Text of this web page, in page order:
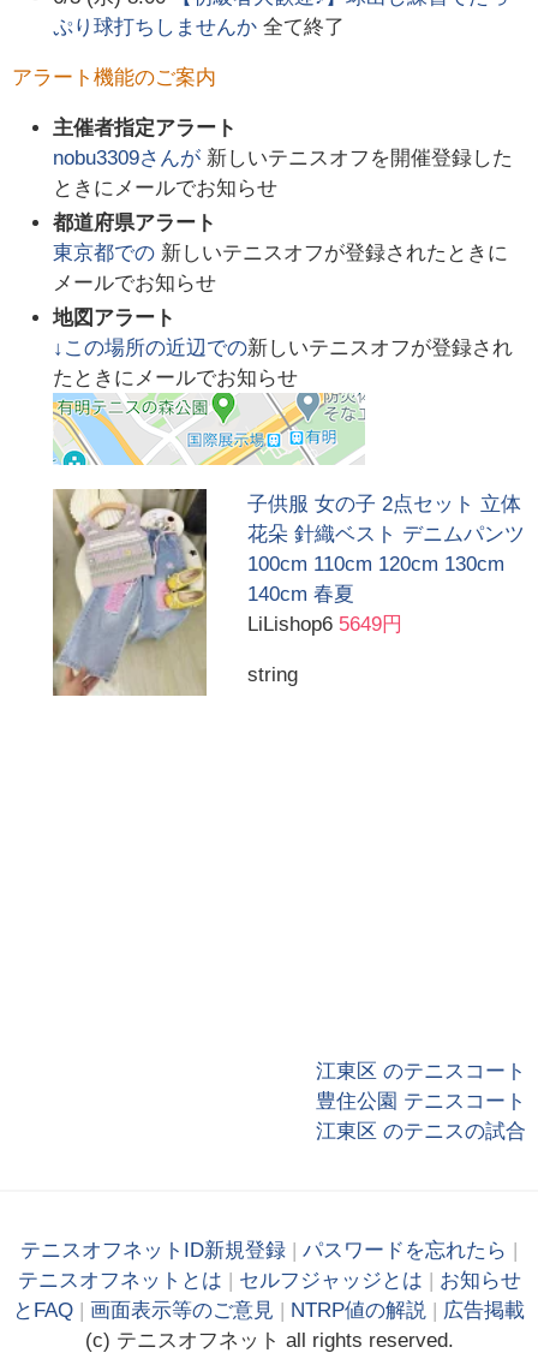
ぷり球打ちしませんか 全て終了
アラート機能のご案内
主催者指定アラート
nobu3309さんが 新しいテニスオフを開催登録した
ときにメールでお知らせ
都道府県アラート
東京都での 新しいテニスオフが登録されたときに
メールでお知らせ
地図アラート
↓この場所の近辺での新しいテニスオフが登録され
たときにメールでお知らせ
子供服 女の子 2点セット 立体
花朵 針織ベスト デニムパンツ
100cm 110cm 120cm 130cm
140cm 春夏
LiLishop6 5649円
string
江東区 のテニスコート
豊住公園 テニスコート
江東区 のテニスの試合
テニスオフネットID新規登録 | パスワードを忘れたら |
テニスオフネットとは | セルフジャッジとは | お知らせ
とFAQ | 画面表示等のご意見 | NTRP値の解説 | 広告掲載
(c) テニス オフネット all rights reserved.